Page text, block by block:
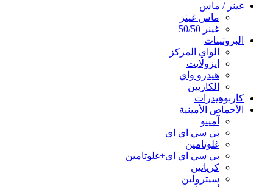
غينر / ماس
ماس غينر
غينر 50/50
البروتينات
الواي المركز
ايزولايت
هيدرو واي
الكازيين
كاربوهيدرات
الأحماض الأمينية
آمينو
بي سي اي اي
غلوتامين
بي سي اي اي+غلوتامين
كرياتين
سيترولين